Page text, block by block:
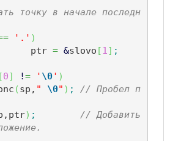
точку в начале последн
'.' )
		  ptr
= &slovo [1] ;
[0] != ' \0' )
conc
(sp, " \0" ) ;
// Пробел п
) ;
// Добавить